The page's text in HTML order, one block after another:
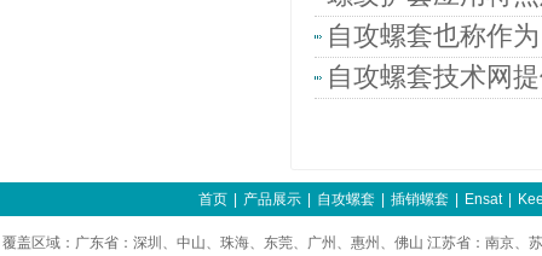
自攻螺套也称作
自攻螺套技术网
首页 产品展示 自攻螺套 插销螺套 Ensat
覆盖区域：广东省：深圳、中山、珠海、东莞、广州、惠州、佛山 江苏省：南京